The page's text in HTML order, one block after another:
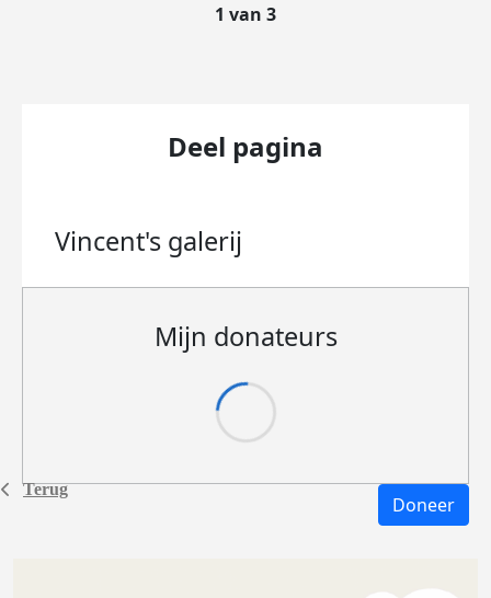
Terug
1 van 3
Deel pagina
Vincent's galerij
Mijn donateurs
Doneer